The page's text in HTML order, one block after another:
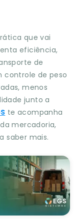
que vai
eficiência,
de
controle de peso
menos
junto a
te acompanha
mercadoria,
saber mais.